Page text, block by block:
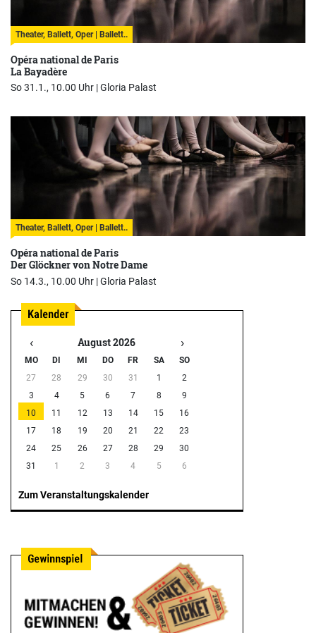
Theater, Ballett, Oper | Ballett..
Opéra national de Paris
La Bayadère
So 31.1., 10.00 Uhr |Gloria Palast
Theater, Ballett, Oper | Ballett..
Opéra national de Paris
Der Glöckner von Notre Dame
So 14.3., 10.00 Uhr |Gloria Palast
‹ August 2026 ›
MO DI MI DO FR SA
SO
27
28 29 30 31 1
2
3
4 5 6 7 8
9
10
11 12 13 14 15
16
17
18 19 20 21 22
23
24
25 26 27 28 29
30
31
1 2 3 4 5 6
Zum Veranstaltungskalender